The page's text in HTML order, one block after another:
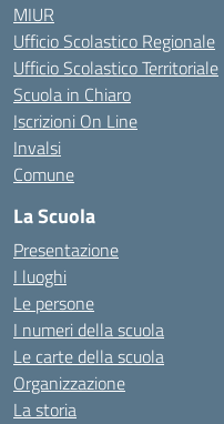
MIUR
Ufficio Scolastico Regionale
Ufficio Scolastico Territoriale
Scuola in Chiaro
Iscrizioni On Line
Invalsi
Comune
La Scuola
Presentazione
I luoghi
Le persone
I numeri della scuola
Le carte della scuola
Organizzazione
La storia